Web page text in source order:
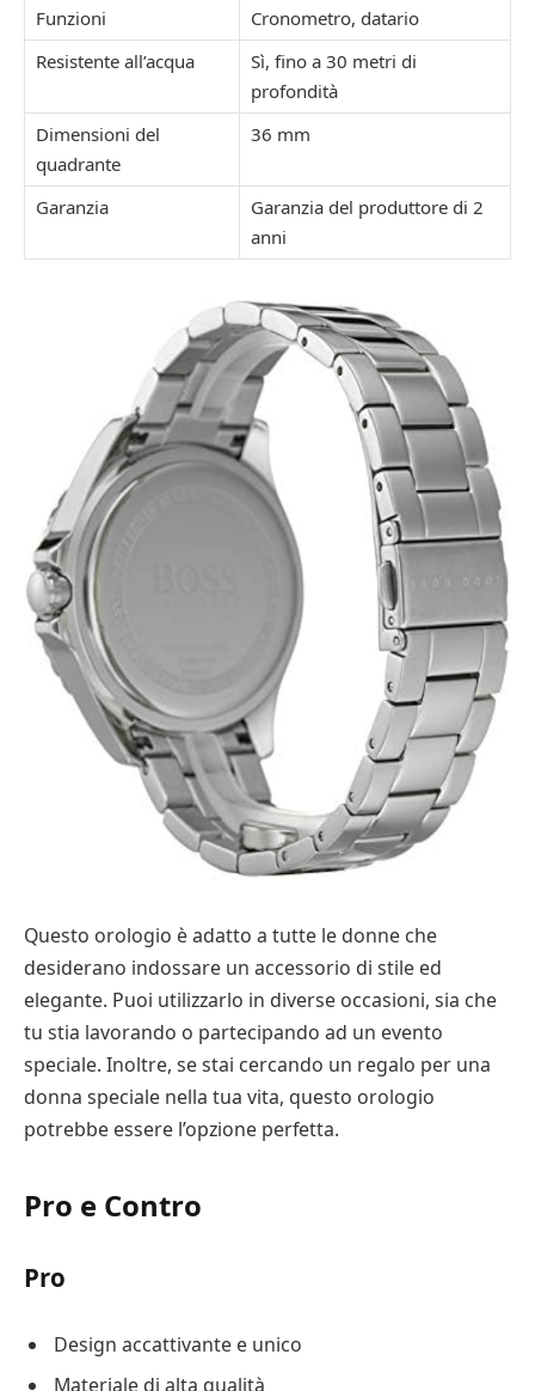
Funzioni
Cronometro, datario
Resistente all’acqua
Sì, fino a 30 metri di
profondità
Dimensioni del
quadrante
36 mm
Garanzia
Garanzia del produttore di 2
anni
Questo orologio è adatto a tutte le donne che
desiderano indossare un accessorio di stile ed
elegante. Puoi utilizzarlo in diverse occasioni, sia che
tu stia lavorando o partecipando ad un evento
speciale. Inoltre, se stai cercando un regalo per una
donna speciale nella tua vita, questo orologio
potrebbe essere l’opzione perfetta.
Pro e Contro
Pro
Design accattivante e unico
Materiale di alta qualità